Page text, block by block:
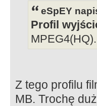
eSpEY
Profil
MPEG4(HQ).
Z tego profilu
MB. Trochę